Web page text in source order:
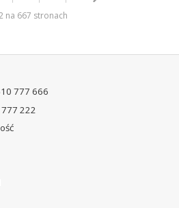
na 667 stronach
777 666
222